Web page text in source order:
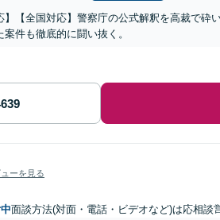
】【全国対応】警察庁の公式解釈を高裁で
件も徹底的に闘い抜く。
ーを見る
面談方法(対面・電話・ビデオなど)は応相談